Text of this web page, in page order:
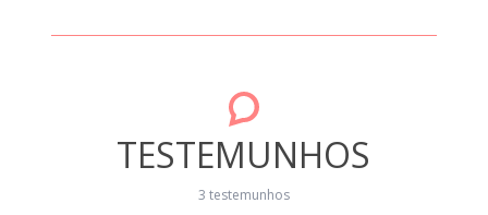
TESTEMUNHOS
3 testemunhos